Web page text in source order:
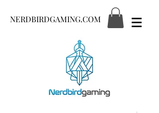
NERDBIRDGAMING.COM